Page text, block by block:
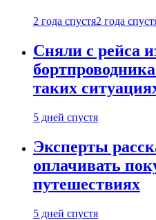
2 года спустя2 года
Сняли с рейса
таких
5 дней спустя
Эксперты
оплачивать
путешествиях
5 дней спустя